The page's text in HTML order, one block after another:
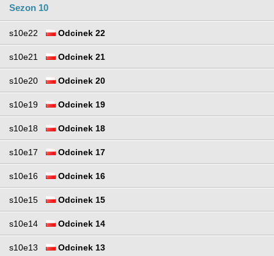
Sezon 10
s10e22 Odcinek 22
s10e21 Odcinek 21
s10e20 Odcinek 20
s10e19 Odcinek 19
s10e18 Odcinek 18
s10e17 Odcinek 17
s10e16 Odcinek 16
s10e15 Odcinek 15
s10e14 Odcinek 14
s10e13 Odcinek 13